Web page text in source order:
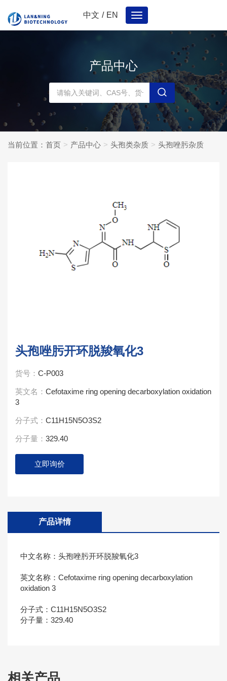
中文 / EN
Toggle
navigation
产品中心
当前位置： 首页 产品中心 头孢类杂质 头孢唑肟杂质
头孢唑肟开环脱羧氧化3
货号： C-P003
英文名： Cefotaxime ring opening decarboxylation oxidation
3
分子式： C11H15N5O3S2
分子量： 329.40
立即询价
产品详情
中文名称：头孢唑肟开环脱羧氧化3
英文名称：Cefotaxime ring opening decarboxylation
oxidation 3
分子式：C11H15N5O3S2
分子量：329.40
相关产品